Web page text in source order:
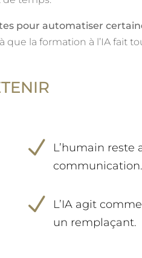
pour automatiser
que la formation à l’IA fait
N
L’humain
communication.
N
L’IA agit
un remplaçant.